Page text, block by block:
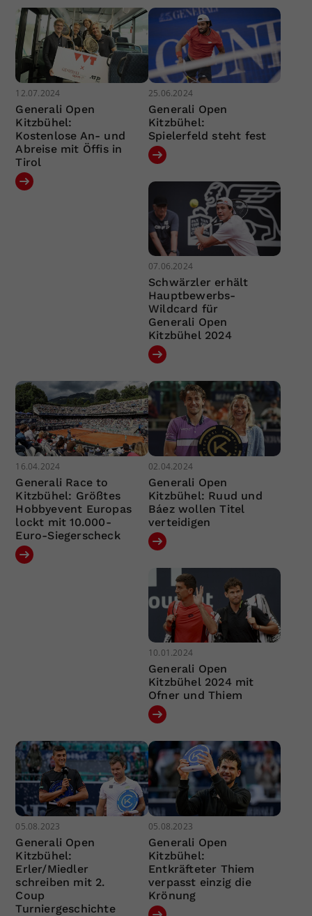
12.07.2024
Generali Open
Kitzbühel:
Kostenlose An- und
Abreise mit Öffis in
Tirol
25.06.2024
Generali Open
Kitzbühel:
Spielerfeld steht fest
07.06.2024
Schwärzler erhält
Hauptbewerbs-
Wildcard für
Generali Open
Kitzbühel 2024
16.04.2024
Generali Race to
Kitzbühel: Größtes
Hobbyevent Europas
lockt mit 10.000-
Euro-Siegerscheck
02.04.2024
Generali Open
Kitzbühel: Ruud und
Báez wollen Titel
verteidigen
10.01.2024
Generali Open
Kitzbühel 2024 mit
Ofner und Thiem
05.08.2023
Generali Open
Kitzbühel:
Erler/Miedler
schreiben mit 2.
Coup
Turniergeschichte
05.08.2023
Generali Open
Kitzbühel:
Entkräfteter Thiem
verpasst einzig die
Krönung